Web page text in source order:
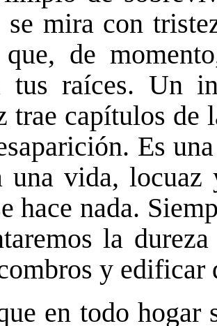
se mira con
de
tus raíces. Un
trae capítulos de
Es
una vida,
hace nada.
la
y edificar
en todo hogar